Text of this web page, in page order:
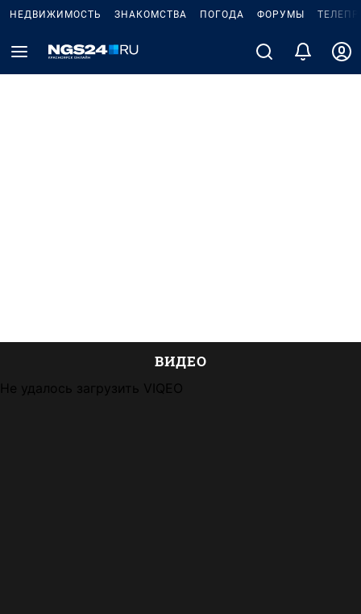
НЕДВИЖИМОСТЬ ЗНАКОМСТВА ПОГОДА ФОРУМЫ
ВИДЕО
Не удалось загрузить VIQEO